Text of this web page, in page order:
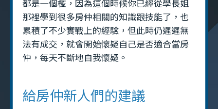
都是一個檻，因為這個時候你已經從學長姐
那裡學到很多房仲相關的知識跟技能了，也
累積了不少實戰上的經驗，但此時仍遲遲無
法有成交，就會開始懷疑自己是否適合當房
仲，每天不斷地自我懷疑。
給房仲新人們的建議